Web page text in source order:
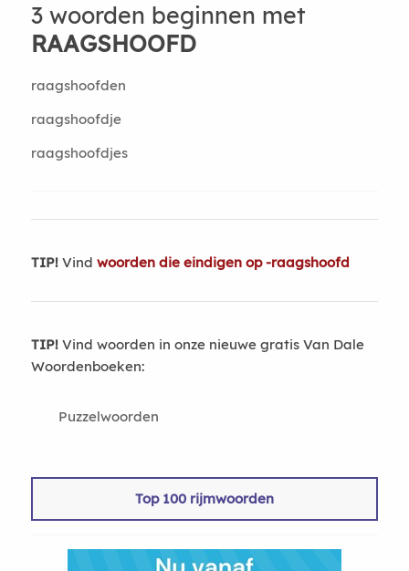
3 woorden beginnen met
RAAGSHOOFD
raagshoofden
raagshoofdje
raagshoofdjes
TIP!Vind woorden die eindigen op -raagshoofd
TIP!Vind woorden in onze nieuwe gratis Van Dale
Woordenboeken:
Puzzelwoorden
Top 100 rijmwoorden